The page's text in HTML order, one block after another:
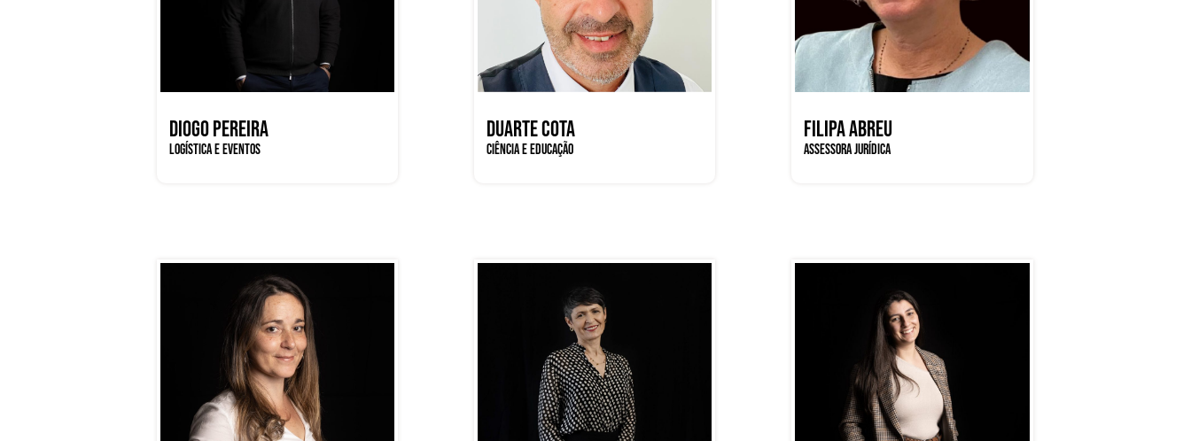
DIOGO PEREIRA
LOGÍSTICA E EVENTOS
DUARTE COTA
CIÊNCIA E EDUCAÇÃO
FILIPA ABREU
ASSESSORA JURÍDICA